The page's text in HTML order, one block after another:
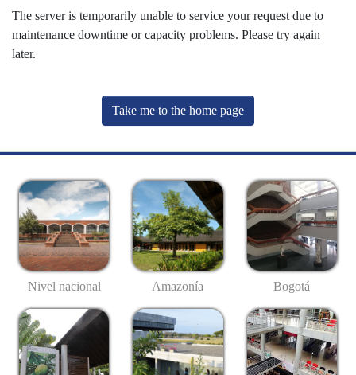
The server is temporarily unable to service your request due to
maintenance downtime or capacity problems. Please try again
later.
Take me to the home page
Nivel nacional Amazonía Bogotá